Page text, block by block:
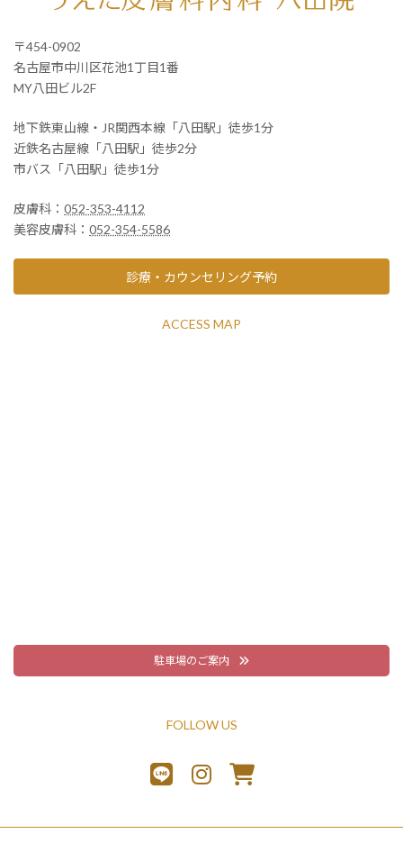
〒454-0902
名古屋市中川区花池1丁目1番
MY八田ビル2F
地下鉄東山線・JR関西本線「八田駅」徒歩1分
近鉄名古屋線「八田駅」徒歩2分
市バス「八田駅」徒歩1分
皮膚科： 052-353-4112
美容皮膚科： 052-354-5586
診療・カウンセリング予約
ACCESS MAP
駐車場のご案内
FOLLOW US